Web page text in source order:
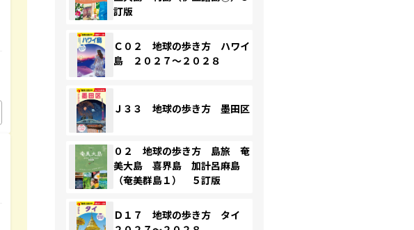
訂版
Ｃ０２ 地球の歩き方 ハワイ
島 ２０２７～２０２８
Ｊ３３ 地球の歩き方 墨田区
０２ 地球の歩き方 島旅 奄
美大島 喜界島 加計呂麻島
（奄美群島１） ５訂版
Ｄ１７ 地球の歩き方 タイ